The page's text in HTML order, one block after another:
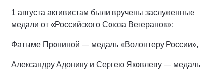
1 августа активистам были вручены заслуженные
медали от «Российского Союза Ветеранов»:
Фатыме Прониной — медаль «Волонтеру России»,
Александру Адонину и Сергею Яковлеву — медаль